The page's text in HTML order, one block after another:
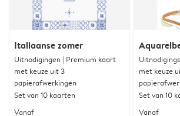
Italiaanse zomer
Uitnodigingen | Premium kaart
met keuze uit 3
papierafwerkingen
Set van 10 kaarten
Vanaf
met keuze
Set van 10
Vanaf